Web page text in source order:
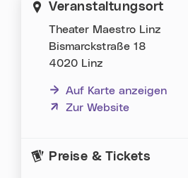
Veranstaltungsort
Theater Maestro Linz
Bismarckstraße 18
4020 Linz
Auf Karte anzeigen
Zur Website
(neues Fenster)
Preise & Tickets